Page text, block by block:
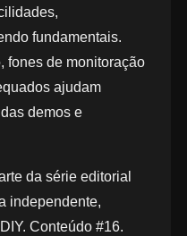
fundamentais.
fones de monitoração
ajudam
demos e
da série editorial
independente,
Conteúdo #16.